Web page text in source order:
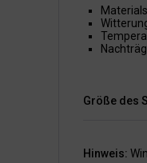
Größe des
Hinweis: